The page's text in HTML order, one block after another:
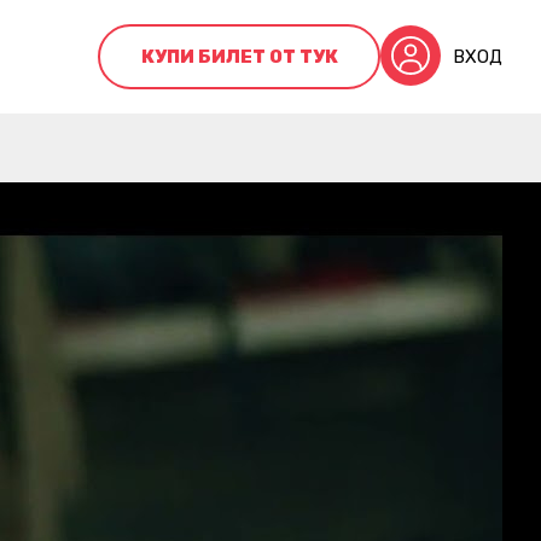
КУПИ БИЛЕТ ОТ ТУК ВХОД